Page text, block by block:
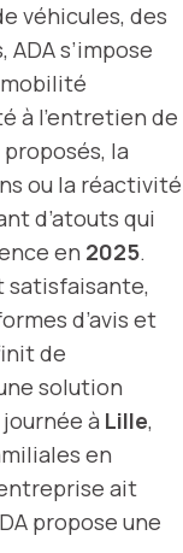
véhicules, des
s’impose
à l’entretien de
la
ou la réactivité
d’atouts qui
en 2025.
satisfaisante,
d’avis et
de
solution
à Lille,
en
ait
propose une